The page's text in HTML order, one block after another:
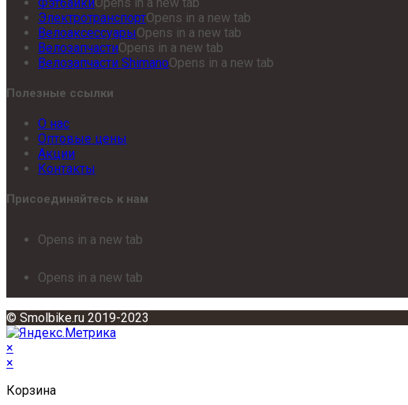
ЭлектротранспортOpens in a new tab
ВелоаксессуарыOpens in a new tab
ВелозапчастиOpens in a new tab
Велозапчасти ShimanoOpens in a new tab
Полезные ссылки
О нас
Оптовые цены
Акции
Контакты
Присоединяйтесь к нам
Opens in a new tab
Opens in a new tab
© Smolbike.ru 2019-2023
×
×
Корзина